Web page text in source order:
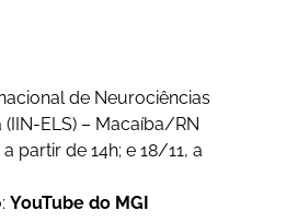
de Neurociências
ELS) – Macaíba/RN
a partir de 14h; e 18/11, a
YouTube do MGI